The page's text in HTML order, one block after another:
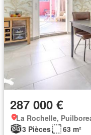
287 000 €
La Rochelle,
3 Pièces
63 m²